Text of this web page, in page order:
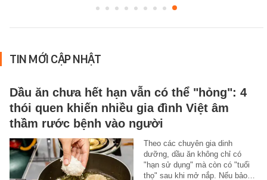
TIN MỚI CẬP NHẬT
Dầu ăn chưa hết hạn vẫn có thể "hỏng": 4
thói quen khiến nhiều gia đình Việt âm
thầm rước bệnh vào người
Theo các chuyên gia dinh
dưỡng, dầu ăn không chỉ có
"hạn sử dụng" mà còn có "tuổi
thọ" sau khi mở nắp. Nếu bảo…